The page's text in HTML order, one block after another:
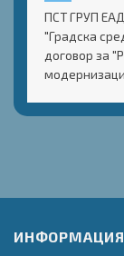
ПСТ ГРУП
"Градска
договор за
ИНФОРМАЦИЯ